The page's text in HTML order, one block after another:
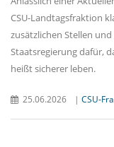
CSU-Landtagsfraktion
zusätzlichen Stellen
Staatsregierung dafür,
heißt sicherer leben.
25.06.2026 | CSU-